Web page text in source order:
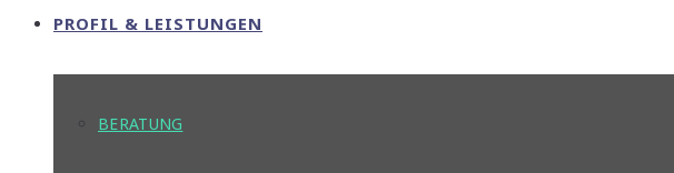
PROFIL & LEISTUNGEN
BERATUNG